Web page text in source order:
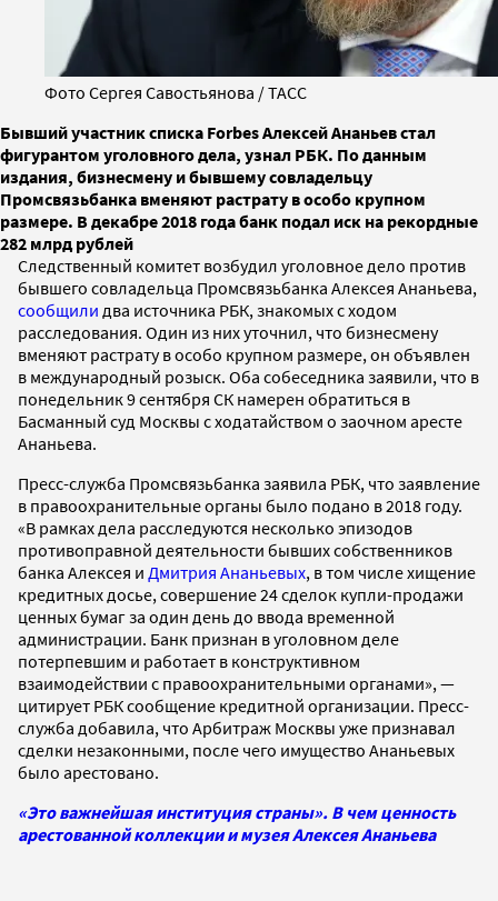
Фото Сергея Савостьянова / ТАСС
Бывший участник списка Forbes Алексей Ананьев стал
фигурантом уголовного дела, узнал РБК. По данным
издания, бизнесмену и бывшему совладельцу
Промсвязьбанка вменяют растрату в особо крупном
размере. В декабре 2018 года банк подал иск на рекордные
282 млрд рублей
Следственный комитет возбудил уголовное дело против
бывшего совладельца Промсвязьбанка Алексея Ананьева,
сообщили два источника РБК, знакомых с ходом
расследования. Один из них уточнил, что бизнесмену
вменяют растрату в особо крупном размере, он объявлен
в международный розыск. Оба собеседника заявили, что в
понедельник 9 сентября СК намерен обратиться в
Басманный суд Москвы с ходатайством о заочном аресте
Ананьева.
Пресс-служба Промсвязьбанка заявила РБК, что заявление
в правоохранительные органы было подано в 2018 году.
«В рамках дела расследуются несколько эпизодов
противоправной деятельности бывших собственников
банка Алексея и Дмитрия Ананьевых, в том числе хищение
кредитных досье, совершение 24 сделок купли-продажи
ценных бумаг за один день до ввода временной
администрации. Банк признан в уголовном деле
потерпевшим и работает в конструктивном
взаимодействии с правоохранительными органами», —
цитирует РБК сообщение кредитной организации. Пресс-
служба добавила, что Арбитраж Москвы уже признавал
сделки незаконными, после чего имущество Ананьевых
было арестовано.
«Это важнейшая институция страны». В чем ценность
арестованной коллекции и музея Алексея Ананьева